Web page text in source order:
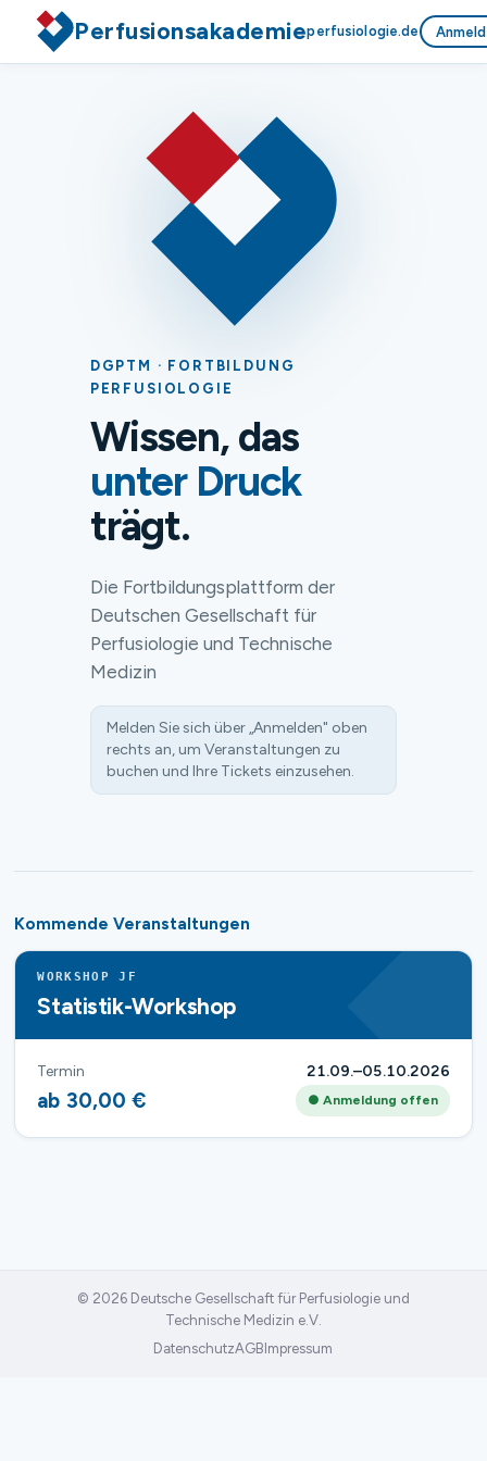
Perfusionsakademieperfusiologie.de
DGPTM · FORTBILDUNG
PERFUSIOLOGIE
Wissen, das
unter Druck
trägt.
Die Fortbildungsplattform der
Deutschen Gesellschaft für
Perfusiologie und Technische
Medizin
Melden Sie sich über „Anmelden" oben
rechts an, um Veranstaltungen zu
buchen und Ihre Tickets einzusehen.
Kommende Veranstaltungen
WORKSHOP JF
Statistik-Workshop
Termin 21.09.–05.10.2026
ab 30,00 € ● Anmeldung offen
© 2026 Deutsche Gesellschaft für Perfusiologie und
Technische Medizin e.V.
DatenschutzAGB Impressum